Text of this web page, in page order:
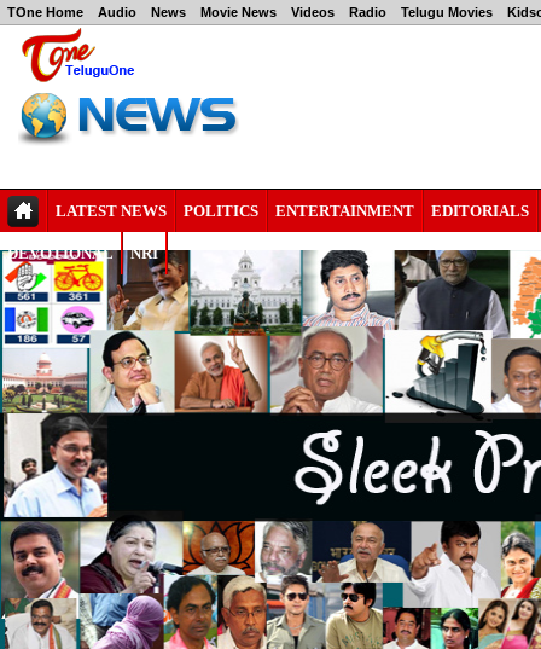
TOne Home Audio News Movie News Videos Radio Telugu Movies
LATEST NEWS POLITICS ENTERTAINMENT EDITORIALS
DEVOTIONAL NRI